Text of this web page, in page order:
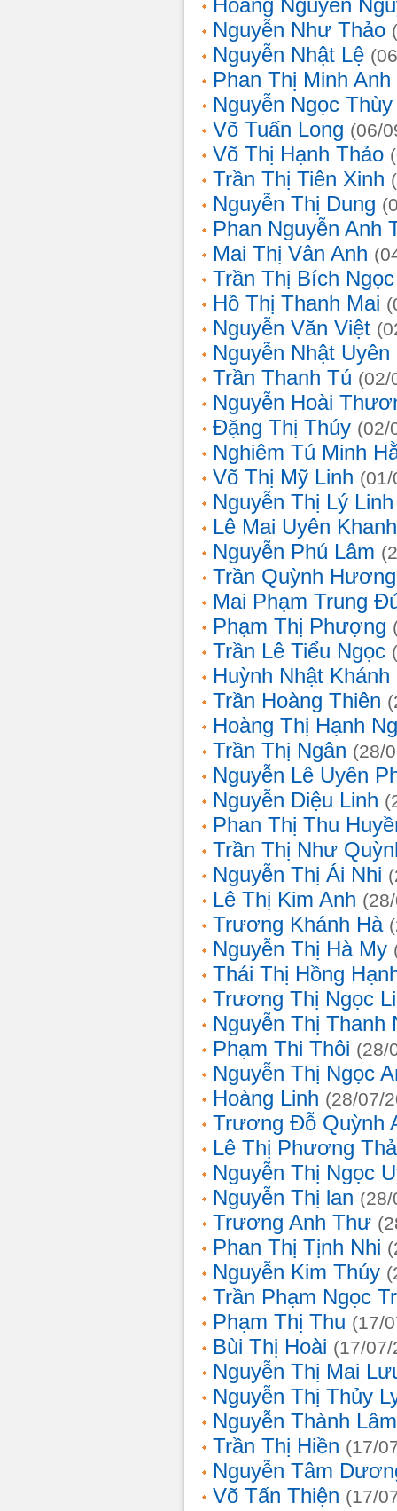
Hoàng Nguyễn
Nguyễn Như Thảo
Nguyễn Nhật Lệ
Phan Thị Minh Anh
Nguyễn Ngọc
Võ Tuấn Long (06/
Võ Thị Hạnh Thảo
Trần Thị Tiên Xinh
Nguyễn Thị Dung
Phan Nguyễn Anh
Mai Thị Vân Anh
Trần Thị Bích Ngọc
Hồ Thị Thanh Mai
Nguyễn Văn Việt
Nguyễn Nhật Uyên
Trần Thanh Tú (02/
Nguyễn Hoài
Đặng Thị Thúy (02/
Nghiêm Tú Minh
Võ Thị Mỹ Linh
Nguyễn Thị Lý Linh
Lê Mai Uyên Khanh
Nguyễn Phú Lâm
Trần Quỳnh Hương
Mai Phạm Trung
Phạm Thị Phượng
Trần Lê Tiểu Ngọc
Huỳnh Nhật Khánh
Trần Hoàng Thiên
Hoàng Thị Hạnh
Trần Thị Ngân (28/
Nguyễn Lê Uyên
Nguyễn Diệu Linh
Phan Thị Thu
Trần Thị Như
Nguyễn Thị Ái Nhi
Lê Thị Kim Anh
Trương Khánh Hà
Nguyễn Thị Hà My
Thái Thị Hồng
Trương Thị Ngọc
Nguyễn Thị Thanh
Phạm Thi Thôi (28/
Nguyễn Thị Ngọc
Hoàng Linh (28/07/
Trương Đỗ Quỳnh
Lê Thị Phương
Nguyễn Thị Ngọc
Nguyễn Thị lan
Trương Anh Thư
Phan Thị Tịnh Nhi
Nguyễn Kim Thúy
Trần Phạm Ngọc
Phạm Thị Thu (17/
Bùi Thị Hoài (17/
Nguyễn Thị Mai
Nguyễn Thị Thủy
Nguyễn Thành Lâm
Trần Thị Hiền (17/
Nguyễn Tâm
Võ Tấn Thiện (17/